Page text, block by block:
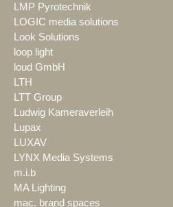
LMP Pyrotechnik
LOGIC media solutions
Look Solutions
loop light
loud GmbH
LTH
LTT Group
Ludwig Kameraverleih
Lupax
LUXAV
LYNX Media Systems
m.i.b
MA Lighting
mac. brand spaces